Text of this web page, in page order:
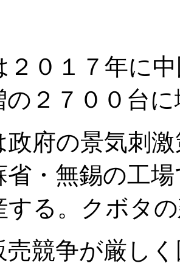
２０１７年に
の２７００台
政府の景気刺
省・無錫の工
する。クボタ
売競争が厳し